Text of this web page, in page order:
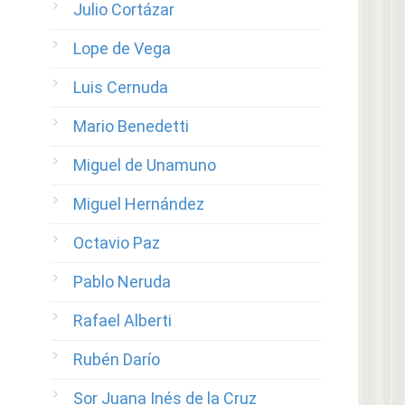
Julio Cortázar
Lope de Vega
Luis Cernuda
Mario Benedetti
Miguel de Unamuno
Miguel Hernández
Octavio Paz
Pablo Neruda
Rafael Alberti
Rubén Darío
Sor Juana Inés de la Cruz